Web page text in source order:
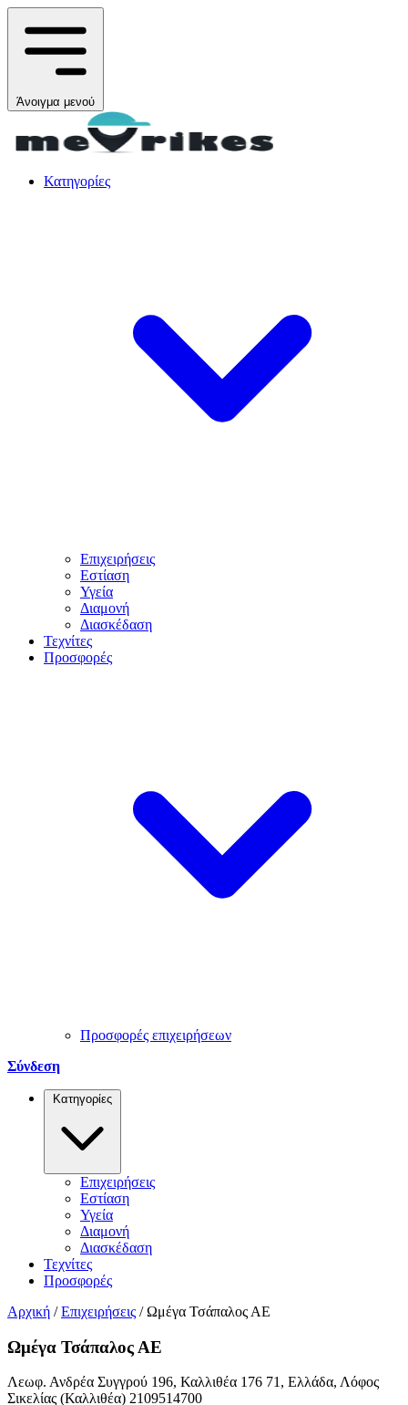
Άνοιγμα μενού
Κατηγορίες
Επιχειρήσεις
Εστίαση
Υγεία
Διαμονή
Διασκέδαση
Τεχνίτες
Προσφορές
Προσφορές επιχειρήσεων
Σύνδεση
Κατηγορίες
Επιχειρήσεις
Εστίαση
Υγεία
Διαμονή
Διασκέδαση
Τεχνίτες
Προσφορές
Αρχική / Επιχειρήσεις / Ωμέγα Τσάπαλος ΑΕ
Ωμέγα Τσάπαλος ΑΕ
Λεωφ. Ανδρέα Συγγρού 196, Καλλιθέα 176 71, Ελλάδα, Λόφος
Σικελίας (Καλλιθέα) 2109514700